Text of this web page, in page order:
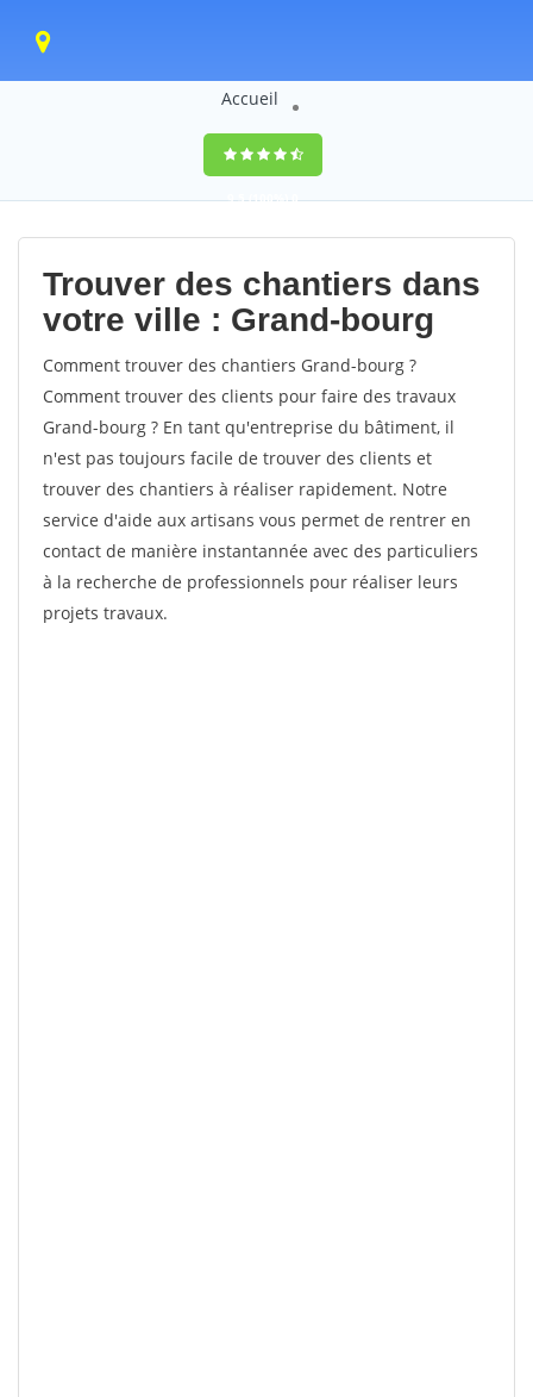
Accueil
9,5(100%)0
votes
Trouver des chantiers dans
votre ville : Grand-bourg
Comment trouver des chantiers Grand-bourg ?
Comment trouver des clients pour faire des travaux
Grand-bourg ? En tant qu'entreprise du bâtiment, il
n'est pas toujours facile de trouver des clients et
trouver des chantiers à réaliser rapidement. Notre
service d'aide aux artisans vous permet de rentrer en
contact de manière instantannée avec des particuliers
à la recherche de professionnels pour réaliser leurs
projets travaux.